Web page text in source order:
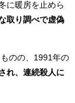
に暖房を止めら
取り調べで虚偽
のの、1991年の
れ、連続殺人に